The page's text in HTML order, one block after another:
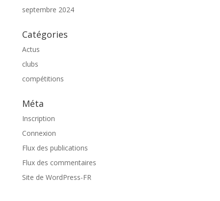
septembre 2024
Catégories
Actus
clubs
compétitions
Méta
Inscription
Connexion
Flux des publications
Flux des commentaires
Site de WordPress-FR